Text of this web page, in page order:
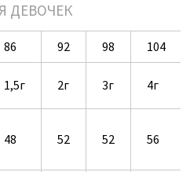
ДЕВОЧЕК
86 92 98
104
1,5г 2г 3г 4г
48 52 52 56